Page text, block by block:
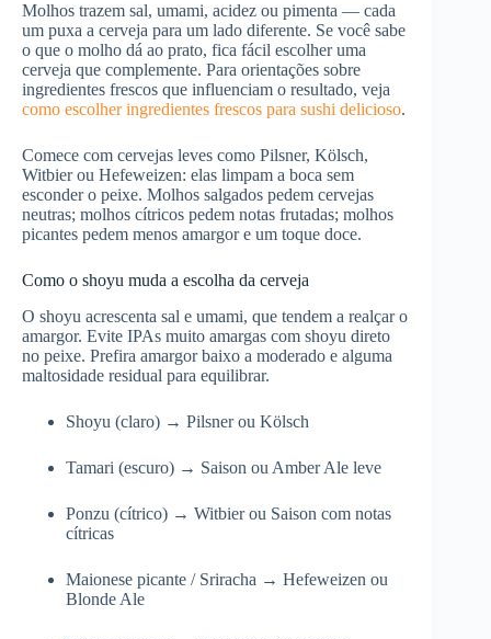
Molhos trazem sal, umami, acidez ou pimenta — cada
um puxa a cerveja para um lado diferente. Se você sabe
o que o molho dá ao prato, fica fácil escolher uma
cerveja que complemente. Para orientações sobre
ingredientes frescos que influenciam o resultado, veja
como escolher ingredientes frescos para sushi delicioso.
Comece com cervejas leves como Pilsner, Kölsch,
Witbier ou Hefeweizen: elas limpam a boca sem
esconder o peixe. Molhos salgados pedem cervejas
neutras; molhos cítricos pedem notas frutadas; molhos
picantes pedem menos amargor e um toque doce.
Como o shoyu muda a escolha da cerveja
O shoyu acrescenta sal e umami, que tendem a realçar o
amargor. Evite IPAs muito amargas com shoyu direto
no peixe. Prefira amargor baixo a moderado e alguma
maltosidade residual para equilibrar.
Shoyu (claro) → Pilsner ou Kölsch
Tamari (escuro) → Saison ou Amber Ale leve
Ponzu (cítrico) → Witbier ou Saison com notas
cítricas
Maionese picante / Sriracha → Hefeweizen ou
Blonde Ale